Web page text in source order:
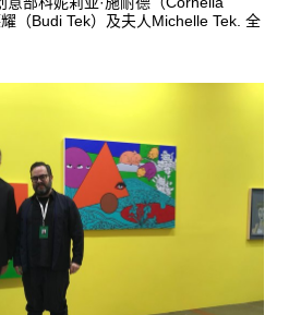
（Budi Tek）及夫人Michelle Tek. 全